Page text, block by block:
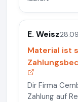
E. Weisz
Material ist
Dir Firma
Zahlung auf